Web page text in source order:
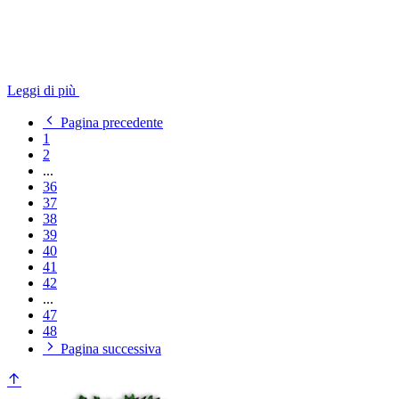
Leggi di più
Pagina precedente
1
2
...
36
37
38
39
40
41
42
...
47
48
Pagina successiva